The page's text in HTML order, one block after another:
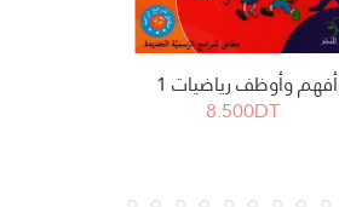
أفهم وأوظف رياضيات 1
8.500DT